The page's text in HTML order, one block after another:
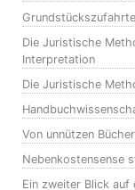
Die Juristische
Interpretation
Die Juristische
Von unnützen
Nebenkostensense
Ein zweiter Blick auf